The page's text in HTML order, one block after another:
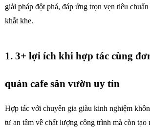
giải pháp đột phá, đáp ứng trọn vẹn tiêu
khắt khe.
1. 3+ lợi ích khi hợp tác cùng
quán cafe sân vườn uy tín
Hợp tác với chuyên gia giàu kinh nghiệm
tư an tâm về chất lượng công trình mà còn tạo